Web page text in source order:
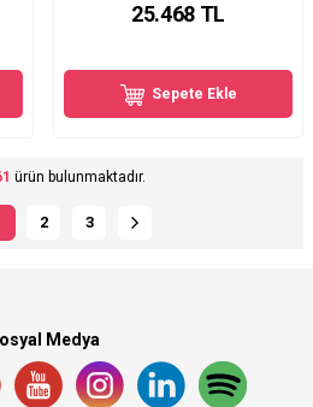
25.468TL
Sepete Ekle
ürün bulunmaktadır.
2 3
Medya